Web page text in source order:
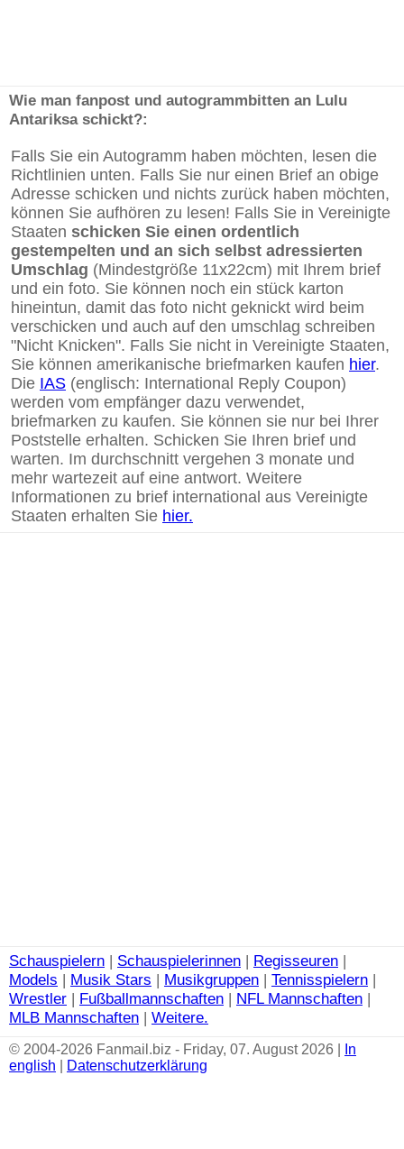
Wie man fanpost und autogrammbitten an Lulu
Antariksa schickt?:
Falls Sie ein Autogramm haben möchten, lesen die
Richtlinien unten. Falls Sie nur einen Brief an obige
Adresse schicken und nichts zurück haben möchten,
können Sie aufhören zu lesen! Falls Sie in Vereinigte
Staaten schicken Sie einen ordentlich
gestempelten und an sich selbst adressierten
Umschlag (Mindestgröße 11x22cm) mit Ihrem brief
und ein foto. Sie können noch ein stück karton
hineintun, damit das foto nicht geknickt wird beim
verschicken und auch auf den umschlag schreiben
"Nicht Knicken". Falls Sie nicht in Vereinigte Staaten,
Sie können amerikanische briefmarken kaufen hier.
Die IAS (englisch: International Reply Coupon)
werden vom empfänger dazu verwendet,
briefmarken zu kaufen. Sie können sie nur bei Ihrer
Poststelle erhalten. Schicken Sie Ihren brief und
warten. Im durchschnitt vergehen 3 monate und
mehr wartezeit auf eine antwort. Weitere
Informationen zu brief international aus Vereinigte
Staaten erhalten Sie hier.
Schauspielern | Schauspielerinnen | Regisseuren |
Models | Musik Stars | Musikgruppen | Tennisspielern |
Wrestler | Fußballmannschaften | NFL Mannschaften |
MLB Mannschaften | Weitere.
© 2004-2026 Fanmail.biz - Friday, 07. August 2026 |
In
english
Datenschutzerklärung